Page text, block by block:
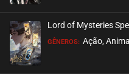
Lord of Mysteries
GÊNEROS: Ação,